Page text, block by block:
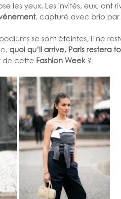
les yeux. Les invités, eux,
, capturé avec brio par
se sont éteintes, il ne
quoi qu’il arrive, Paris restera
de cette Fashion Week ?